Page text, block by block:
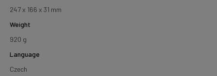
247 x 166 x 31 mm
Weight
920 g
Language
Czech